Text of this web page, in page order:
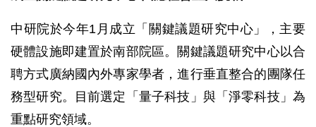
中研院於今年1月成立「關鍵議題研究中心」，主要
硬體設施即建置於南部院區。關鍵議題研究中心以合
聘方式廣納國內外專家學者，進行垂直整合的團隊任
務型研究。目前選定「量子科技」與「淨零科技」為
重點研究領域。